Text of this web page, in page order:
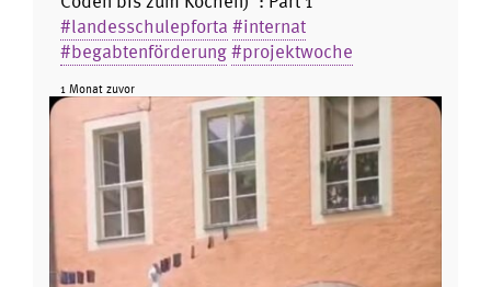
#landesschulepforta #internat
#begabtenförderung#projektwoche
1 Monat zuvor